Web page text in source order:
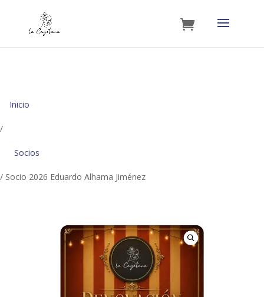
Inicio
/
Socios
/ Socio 2026 Eduardo Alhama Jiménez